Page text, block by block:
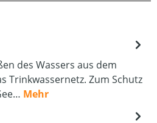
des Wassers aus dem
Trinkwassernetz. Zum Schutz
Mehr